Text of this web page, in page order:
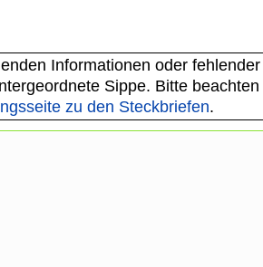
Informationen oder
Sippe. Bitte
zu den Steckbriefen.